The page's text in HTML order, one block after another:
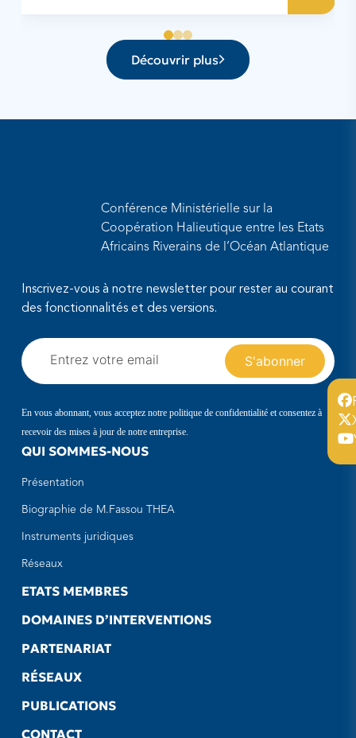
Découvrir plus
Conférence Ministérielle sur la
Coopération Halieutique entre les Etats
Africains Riverains de l’Océan Atlantique
Inscrivez-vous à notre newsletter pour rester au courant
des fonctionnalités et des versions.
En vous abonnant, vous acceptez notre politique de confidentialité et consentez à
recevoir des mises à jour de notre entreprise.
QUI SOMMES-NOUS
Présentation
Biographie de M.Fassou THEA
Instruments juridiques
Réseaux
ETATS MEMBRES
DOMAINES D’INTERVENTIONS
PARTENARIAT
RÉSEAUX
PUBLICATIONS
CONTACT